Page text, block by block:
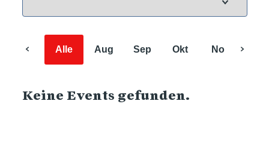
Alle Aug Sep Okt Nov
Keine Events gefunden.